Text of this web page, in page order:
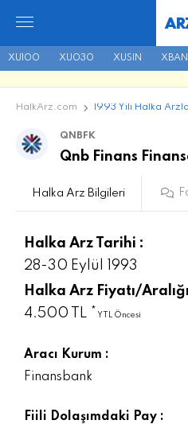
XU100 XU030 XUSIN
HalkArz.com 1993 Yılı Halka
QNBFK
Qnb Finans
Halka Arz Bilgileri
Halka Arz Tarihi :
28-30 Eylül 1993
Halka Arz Fiyatı/
4.500 TL * YTL Öncesi
Aracı Kurum :
Finansbank
Fiili Dolaşımdaki Pay :